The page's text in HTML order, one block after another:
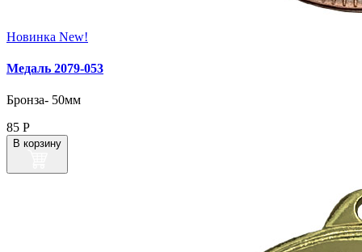
Новинка New!
Медаль 2079‑053
Бронза- 50мм
85 Р
В корзину